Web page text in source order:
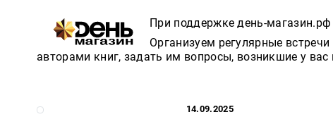
При поддержке день-магазин.рф
Организуем регулярные
авторами книг, задать им вопросы, возникшие у вас
14.09.2025
Учебная
литература
Публицистика